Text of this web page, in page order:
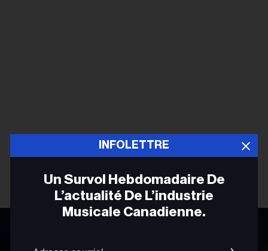
INFOLETTRE
Un Survol Hebdomadaire De
L’actualité De L’industrie
Musicale Canadienne.